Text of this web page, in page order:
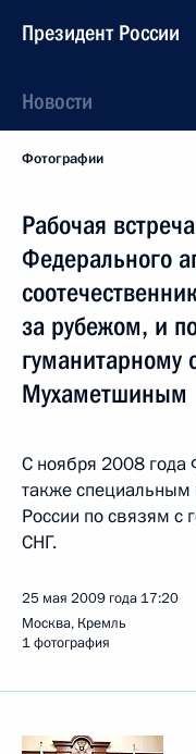
Президент России
Новости
Фотографии
Рабочая
Федерального
за рубежом, и
гуманитарному
Мухаметшиным
С ноября 2008 года
также специальным
России по связям с
СНГ.
25 мая 2009 года 17:20
Москва, Кремль
1 фотография